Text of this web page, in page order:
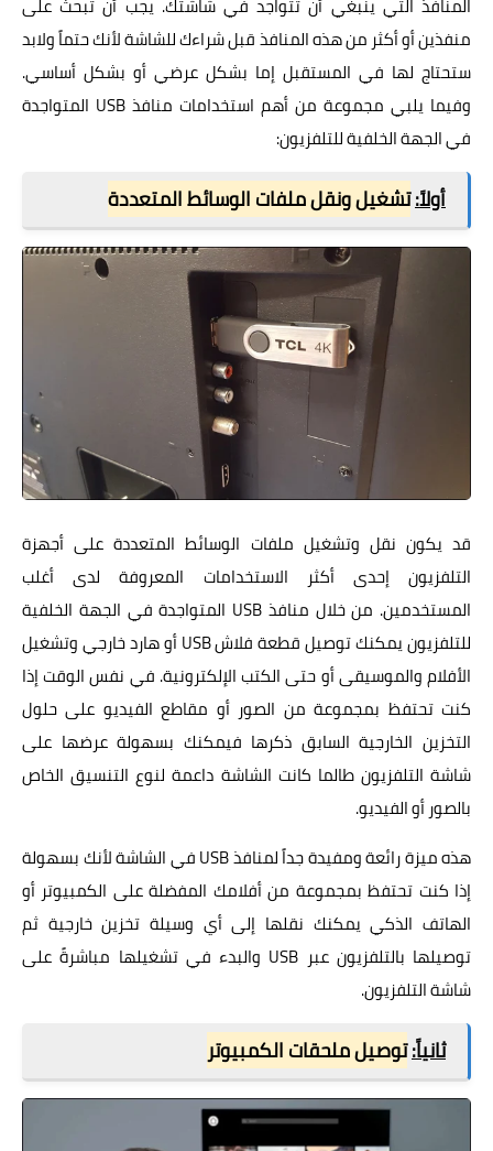
منفذين أو أكثر من هذه المنافذ قبل شراءك للشاشة لأنك حتماً ولابد
ستحتاج لها في المستقبل إما بشكل عرضي أو بشكل أساسي.
وفيما يلبي مجموعة من أهم استخدامات منافذ USB المتواجدة
في الجهة الخلفية للتلفزيون:
أولاً:تشغيل ونقل ملفات الوسائط المتعددة
قد يكون نقل وتشغيل ملفات الوسائط المتعددة على أجهزة
التلفزيون إحدى أكثر الاستخدامات المعروفة لدى أغلب
المستخدمين. من خلال منافذ USB المتواجدة في الجهة الخلفية
للتلفزيون يمكنك توصيل قطعة فلاش USB أو هارد خارجي وتشغيل
الأفلام والموسيقى أو حتى الكتب الإلكترونية. في نفس الوقت إذا
كنت تحتفظ بمجموعة من الصور أو مقاطع الفيديو على حلول
التخزين الخارجية السابق ذكرها فيمكنك بسهولة عرضها على
شاشة التلفزيون طالما كانت الشاشة داعمة لنوع التنسيق الخاص
بالصور أو الفيديو.
هذه ميزة رائعة ومفيدة جداً لمنافذ USB في الشاشة لأنك بسهولة
إذا كنت تحتفظ بمجموعة من أفلامك المفضلة على الكمبيوتر أو
الهاتف الذكي يمكنك نقلها إلى أي وسيلة تخزين خارجية ثم
توصيلها بالتلفزيون عبر USB والبدء في تشغيلها مباشرةً على
شاشة التلفزيون.
ثانياً:توصيل ملحقات الكمبيوتر